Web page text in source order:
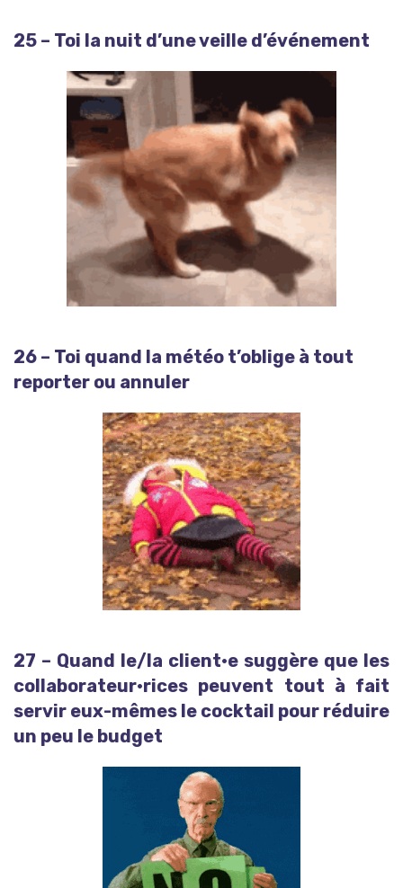
25 – Toi la nuit d’une veille d’événement
26 – Toi quand la météo t’oblige à tout
reporter ou annuler
27 – Quand le/la client·e suggère que les
collaborateur·rices peuvent tout à fait
servir eux-mêmes le cocktail pour réduire
un peu le budget